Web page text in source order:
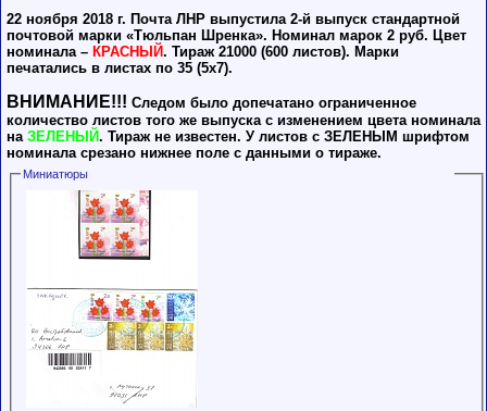
22 ноября 2018 г. Почта ЛНР выпустила 2-й выпуск стандартной
почтовой марки «Тюльпан Шренка». Номинал марок 2 руб. Цвет
номинала – КРАСНЫЙ. Тираж 21000 (600 листов). Марки
печатались в листах по 35 (5х7).
ВНИМАНИЕ!!! Следом было допечатано ограниченное
количество листов того же выпуска с изменением цвета номинала
на ЗЕЛЕНЫЙ. Тираж не известен. У листов с ЗЕЛЕНЫМ шрифтом
номинала срезано нижнее поле с данными о тираже.
Миниатюры